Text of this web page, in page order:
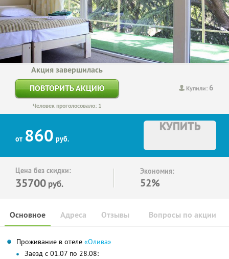
Купили: 6
Акция завершилась
ПОВТОРИТЬ АКЦИЮ
Человек проголосовало: 1
от 860 руб.
КУПИТЬ
Цена без скидки:
35700 руб.
Экономия:
52%
Основное Отзывы Вопросы по акции
Адреса
Проживание в отеле «Олива»
Заезд с 01.07 по 28.08: